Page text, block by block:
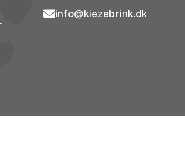
info@kiezebrink.dk